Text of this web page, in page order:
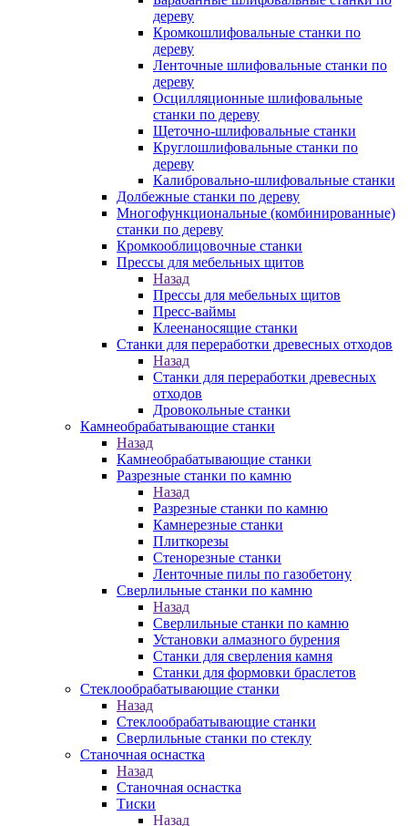
дереву
Кромкошлифовальные станки по
дереву
Ленточные шлифовальные станки по
дереву
Осцилляционные шлифовальные
станки по дереву
Щеточно-шлифовальные станки
Круглошлифовальные станки по
дереву
Калибровально-шлифовальные станки
Долбежные станки по дереву
Многофункциональные (комбинированные)
станки по дереву
Кромкооблицовочные станки
Прессы для мебельных щитов
Назад
Прессы для мебельных щитов
Пресс-ваймы
Клеенаносящие станки
Станки для переработки древесных отходов
Назад
Станки для переработки древесных
отходов
Дровокольные станки
Камнеобрабатывающие станки
Назад
Камнеобрабатывающие станки
Разрезные станки по камню
Назад
Разрезные станки по камню
Камнерезные станки
Плиткорезы
Стенорезные станки
Ленточные пилы по газобетону
Сверлильные станки по камню
Назад
Сверлильные станки по камню
Установки алмазного бурения
Станки для сверления камня
Станки для формовки браслетов
Стеклообрабатывающие станки
Назад
Стеклообрабатывающие станки
Сверлильные станки по стеклу
Станочная оснастка
Назад
Станочная оснастка
Тиски
Назад